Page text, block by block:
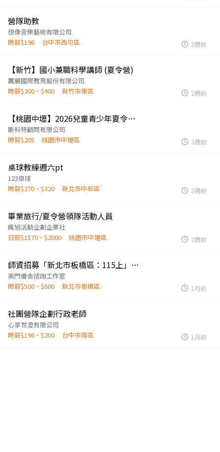
營隊助教
想像音樂藝術有限公司
時薪$196
台中市西屯區 2週前
【新竹】國小兼職科學講師 (夏令營)
鷹展國際教育股份有限公司
時薪$200 ~ $400
新竹市東區 2週前
【桃園中壢】2026兒童青少年夏令營隊資深隊輔【元智大學場】
斯科特顧問有限公司
時薪$205
桃園市中壢區 3週前
桌球教練週六pt
123桌球
時薪$270 ~ $320
新北市中和區 2週前
畢業旅行/夏令營領隊活動人員
瘋旭活動企劃企業社
日薪$1570 ~ $2000
桃園市中壢區 2週前
師資招募「新北市板橋區：115上」兒童電腦/桌遊/積木/手作老師
黑門優舍諮詢工作室
時薪$500 ~ $600
新北市板橋區 1月前
社團營隊企劃行政老師
心享世澄有限公司
時薪$196 ~ $200
台中市南區 1月前